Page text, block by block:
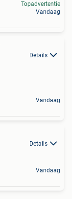
Topadvertentie
Vandaag
Details
Vandaag
Details
Vandaag